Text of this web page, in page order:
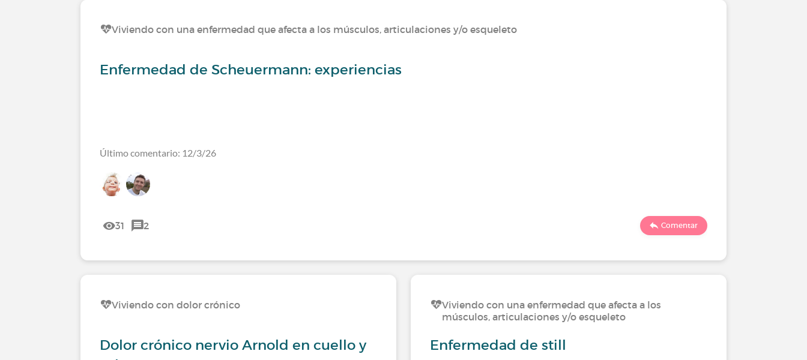
Viviendo con una enfermedad que afecta a los músculos, articulaciones y/o esqueleto
Enfermedad de Scheuermann: experiencias
Último comentario: 12/3/26
31 2 Comentar
Viviendo con dolor crónico
Dolor crónico nervio Arnold en cuello y
Viviendo con una enfermedad que afecta a los
músculos, articulaciones y/o esqueleto
Enfermedad de still